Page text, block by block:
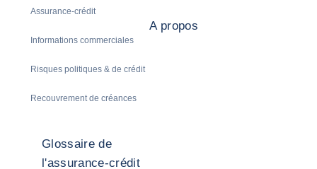
Assurance-crédit
Informations commerciales
Risques politiques & de crédit
Recouvrement de créances
A propos
Glossaire de
l'assurance-crédit